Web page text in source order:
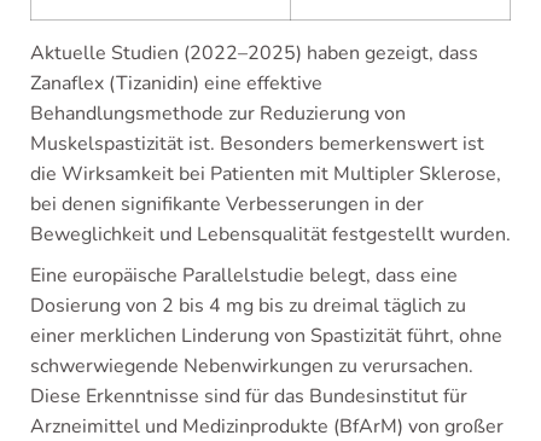
Aktuelle Studien (2022–2025) haben gezeigt, dass
Zanaflex (Tizanidin) eine effektive
Behandlungsmethode zur Reduzierung von
Muskelspastizität ist. Besonders bemerkenswert ist
die Wirksamkeit bei Patienten mit Multipler Sklerose,
bei denen signifikante Verbesserungen in der
Beweglichkeit und Lebensqualität festgestellt wurden.
Eine europäische Parallelstudie belegt, dass eine
Dosierung von 2 bis 4 mg bis zu dreimal täglich zu
einer merklichen Linderung von Spastizität führt, ohne
schwerwiegende Nebenwirkungen zu verursachen.
Diese Erkenntnisse sind für das Bundesinstitut für
Arzneimittel und Medizinprodukte (BfArM) von großer